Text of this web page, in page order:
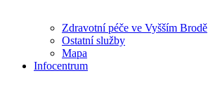
Zdravotní péče ve Vyšším Brodě
Ostatní služby
Mapa
Infocentrum